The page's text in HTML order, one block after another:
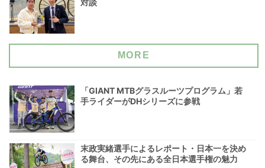
MORE
「GIANT MTBグラスルーツプログラム」若
手ライダーがDHシリーズに参戦
末政実緒選手によるレポート・日本一を決め
る舞台、その先にある全日本選手権の魅力